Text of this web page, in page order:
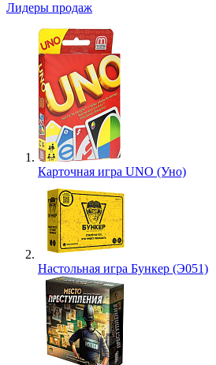
Лидеры продаж
Карточная игра UNO (Уно)
Настольная игра Бункер (Э051)